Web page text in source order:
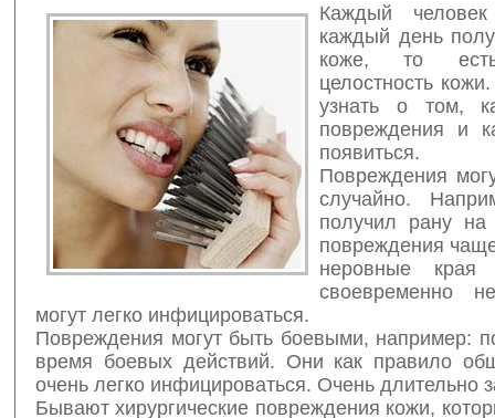
Каждый человек
каждый день
коже, то
целостность
узнать о том,
повреждения и
появиться.
Повреждения
случайно.
получил рану на
повреждения
неровные
своевременно
могут легко инфицироваться.
Повреждения могут быть боевыми, например:
время боевых действий. Они как правило
очень легко инфицироваться. Очень длительно
Бывают хирургические повреждения кожи,